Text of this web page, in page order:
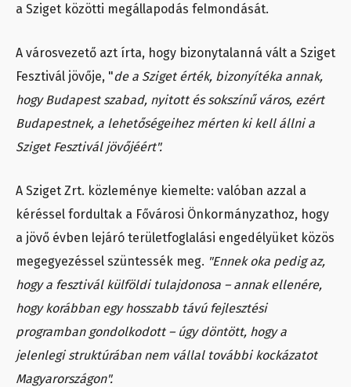
a Sziget közötti megállapodás felmondását.
A városvezető azt írta, hogy bizonytalanná vált a Sziget
Fesztivál jövője, "de a Sziget érték, bizonyítéka annak,
hogy Budapest szabad, nyitott és sokszínű város, ezért
Budapestnek, a lehetőségeihez mérten ki kell állni a
Sziget Fesztivál jövőjéért".
A Sziget Zrt. közleménye kiemelte: valóban azzal a
kéréssel fordultak a Fővárosi Önkormányzathoz, hogy
a jövő évben lejáró területfoglalási engedélyüket közös
megegyezéssel szüntessék meg. "Ennek oka pedig az,
hogy a fesztivál külföldi tulajdonosa – annak ellenére,
hogy korábban egy hosszabb távú fejlesztési
programban gondolkodott – úgy döntött, hogy a
jelenlegi struktúrában nem vállal további kockázatot
Magyarországon".